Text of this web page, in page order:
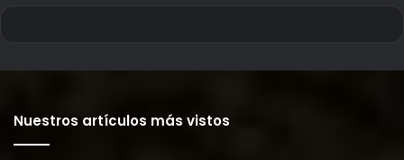
Nuestros artículos más vistos